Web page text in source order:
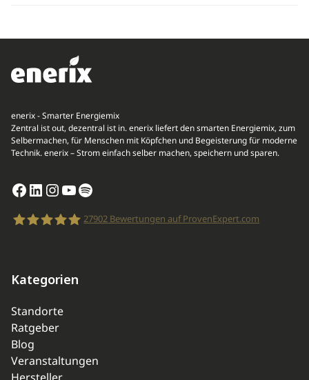
enerix - Smarter Energiemix
Zentral ist out, dezentral ist in. enerix liefert den smarten Energiemix, zum
Selbermachen, für Menschen mit Köpfchen und Begeisterung für moderne
Technik. enerix – Strom einfach selber machen, speichern und sparen.
Facebook
LinkedIn
Instagram
YouTube
Spotify
27902Bewertungen auf ProvenExpert.com
Kategorien
Standorte
Ratgeber
Blog
Veranstaltungen